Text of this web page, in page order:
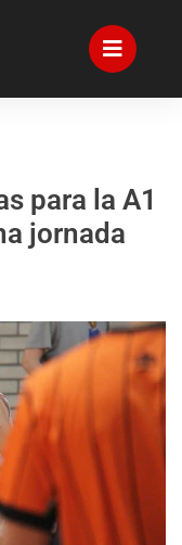
para la A1
jornada